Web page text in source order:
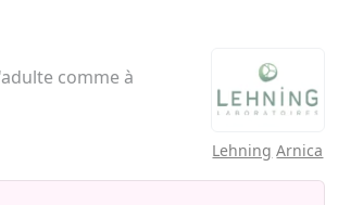
comme à
Lehning Arnica